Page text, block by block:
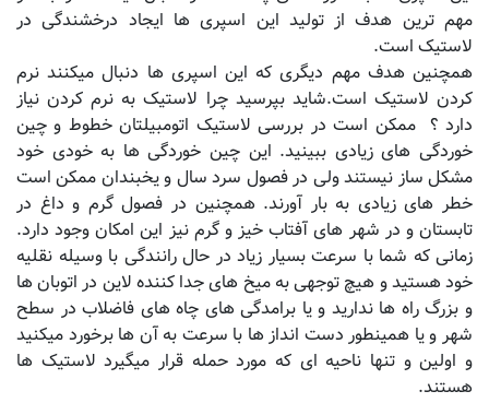
مهم ترین هدف از تولید این اسپری ها ایجاد درخشندگی در
لاستیک است.
همچنین هدف مهم دیگری که این اسپری ها دنبال میکنند نرم
کردن لاستیک است.شاید بپرسید چرا لاستیک به نرم کردن نیاز
دارد ؟ ممکن است در بررسی لاستیک اتومبیلتان خطوط و چین
خوردگی های زیادی ببینید. این چین خوردگی ها به خودی خود
مشکل ساز نیستند ولی در فصول سرد سال و یخبندان ممکن است
خطر های زیادی به بار آورند. همچنین در فصول گرم و داغ در
تابستان و در شهر های آفتاب خیز و گرم نیز این امکان وجود دارد.
زمانی که شما با سرعت بسیار زیاد در حال رانندگی با وسیله نقلیه
خود هستید و هیچ توجهی به میخ های جدا کننده لاین در اتوبان ها
و بزرگ راه ها ندارید و یا برامدگی های چاه های فاضلاب در سطح
شهر و یا همینطور دست انداز ها با سرعت به آن ها برخورد میکنید
و اولین و تنها ناحیه ای که مورد حمله قرار میگیرد لاستیک ها
هستند.